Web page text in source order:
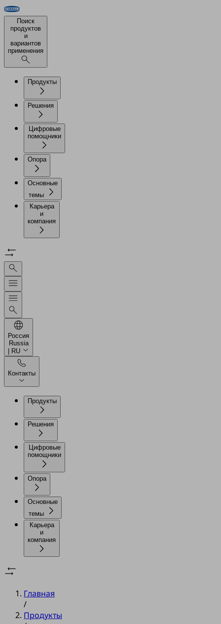
Поиск
продуктов
и
вариантов
применения
Продукты
Решения
Цифровые
помощники
Опора
Основные
темы
Карьера
и
компания
Россия
Russia
| RU
Контакты
Продукты
Решения
Цифровые
помощники
Опора
Основные
темы
Карьера
и
компания
Главная
/
Продукты